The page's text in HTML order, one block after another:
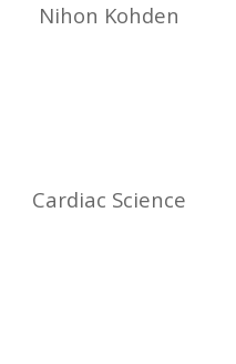
Nihon Kohden
Cardiac Science